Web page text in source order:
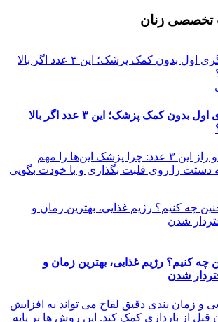
تخصصی زنان
تفسیر نتایج غربالگری اول بدون کمک پزشک؛ این ۳ عدد اگر بالا
غربالگری اول (NT) و راز این ۳ عدد: چرا پزشک این‌ها را مهم
دستت را روی قلبت بگذاری و با خودت بگویی
کنیم؟ رژیم غذایی، بهترین زمان و
شدن
و زمان بندی دقیق لقاح می تواند به افزایش
قبل از بارداری کمک کند. این روش ها بر پایه